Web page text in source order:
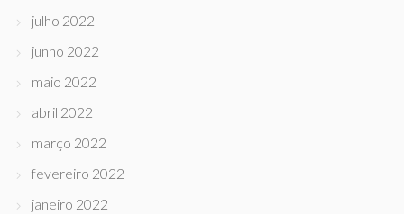
julho 2022
junho 2022
maio 2022
abril 2022
março 2022
fevereiro 2022
janeiro 2022